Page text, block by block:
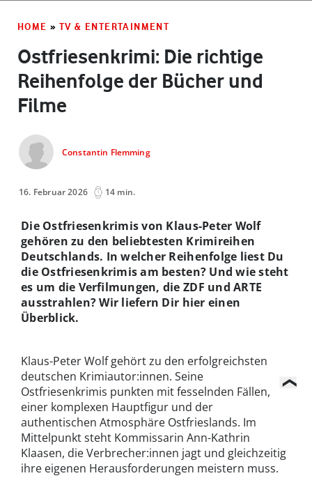
HOME » TV & ENTERTAINMENT
Ostfriesenkrimi: Die richtige
Reihenfolge der Bücher und
Filme
Constantin Flemming
16. Februar 2026 14 min.
Die Ostfriesenkrimis von Klaus-Peter Wolf
gehören zu den beliebtesten Krimireihen
Deutschlands. In welcher Reihenfolge liest Du
die Ostfriesenkrimis am besten? Und wie steht
es um die Verfilmungen, die ZDF und ARTE
ausstrahlen? Wir liefern Dir hier einen
Überblick.
Klaus-Peter Wolf gehört zu den erfolgreichsten
deutschen Krimiautor:innen. Seine
Ostfriesenkrimis punkten mit fesselnden Fällen,
einer komplexen Hauptfigur und der
authentischen Atmosphäre Ostfrieslands. Im
Mittelpunkt steht Kommissarin Ann-Kathrin
Klaasen, die Verbrecher:innen jagt und gleichzeitig
ihre eigenen Herausforderungen meistern muss.